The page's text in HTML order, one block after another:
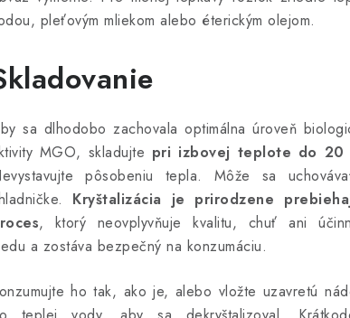
pleťovým mliekom alebo éterickým olejom.
sa dlhodobo zachovala optimálna úroveň
MGO, skladujte pri izbovej teplote do 20
pôsobeniu tepla. Môže sa
Kryštalizácia je prirodzene
, ktorý neovplyvňuje kvalitu, chuť ani
a zostáva bezpečný na konzumáciu.
ho tak, ako je, alebo vložte uzavretú